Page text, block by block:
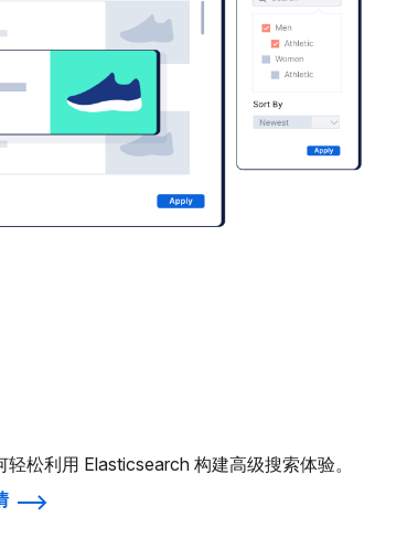
轻松利用 Elasticsearch 构建高级搜索体验。